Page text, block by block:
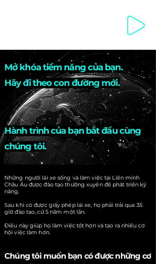
Mở khóa tiềm năng của bạn.
Hãy đi theo con đường mới.
Hành trình của bạn bắt đầu cùng
chúng tôi.
Những người lái xe sống và làm việc tại Liên minh
Châu Âu được đào tạo thường xuyên để phát triển kỹ
năng.
Sau khi có được giấy phép lái xe, họ phải trải qua 35
giờ đào tạo, cứ 5 năm một lần.
Điều này giúp họ làm việc tốt hơn và tạo ra nhiều cơ
hội việc làm hơn.
Chúng tôi muốn bạn có được những cơ